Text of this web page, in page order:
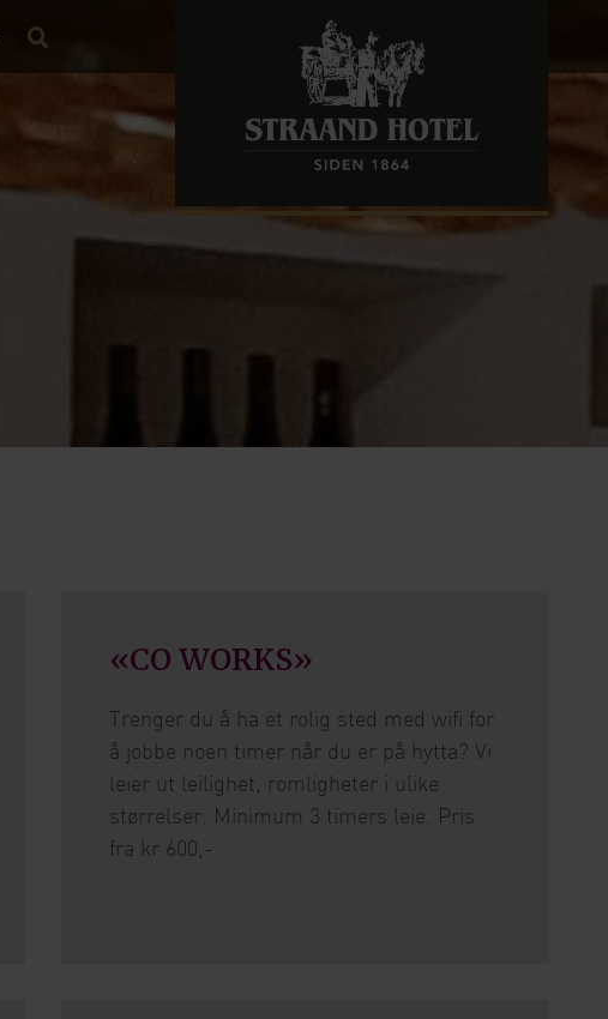
«CO WORKS»
Trenger du å ha et rolig sted med wifi for
å jobbe noen timer når du er på hytta? Vi
leier ut leilighet, romligheter i ulike
størrelser. Minimum 3 timers leie. Pris
fra kr 600,-